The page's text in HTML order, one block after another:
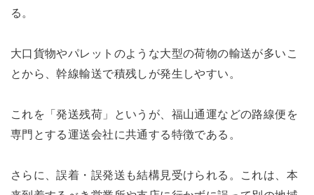
る。
大口貨物やパレットのような大型の荷物の輸送が多いこ
とから、幹線輸送で積残しが発生しやすい。
これを「発送残荷」というが、福山通運などの路線便を
専門とする運送会社に共通する特徴である。
さらに、誤着・誤発送も結構見受けられる。これは、本